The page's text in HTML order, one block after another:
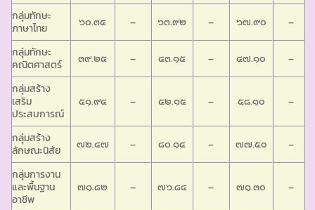
กลุ่มทักษะ
ภาษาไทย
๖๐.๓๕ – ๖๓.๙๒ – ๖๗.๙๐
–
กลุ่มทักษะ
คณิตศาสตร์
๓๙.๒๕ – ๔๓.๑๕ – ๔๗.๑๐
–
กลุ่มสร้าง
เสริม
ประสบการณ์
๕๑.๙๔ – ๕๒.๑๕ – ๕๘.๑๐ –
กลุ่มสร้าง
ลักษณะนิสัย
๗๒.๔๗ – ๘๐.๑๕ – ๗๗.๕๐
–
กลุ่มการงาน
และพื้นฐาน
อาชีพ
๗๑.๘๒ – ๗๖.๘๔ – ๗๑.๓๐ –